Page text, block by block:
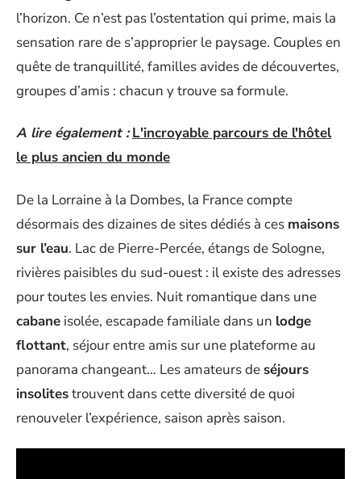
l’horizon. Ce n’est pas l’ostentation qui prime, mais la
sensation rare de s’approprier le paysage. Couples en
quête de tranquillité, familles avides de découvertes,
groupes d’amis : chacun y trouve sa formule.
A lire également : L'incroyable parcours de l'hôtel
le plus ancien du monde
De la Lorraine à la Dombes, la France compte
désormais des dizaines de sites dédiés à ces maisons
sur l’eau. Lac de Pierre-Percée, étangs de Sologne,
rivières paisibles du sud-ouest : il existe des adresses
pour toutes les envies. Nuit romantique dans une
cabane isolée, escapade familiale dans un lodge
flottant, séjour entre amis sur une plateforme au
panorama changeant… Les amateurs de séjours
insolitestrouvent dans cette diversité de quoi
renouveler l’expérience, saison après saison.